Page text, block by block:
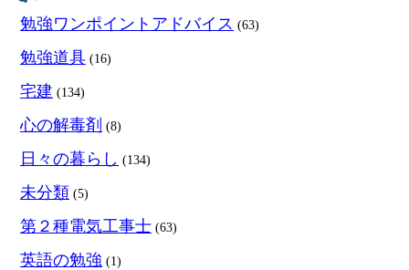
勉強ワンポイントアドバイス (63)
勉強道具 (16)
宅建 (134)
心の解毒剤 (8)
日々の暮らし (134)
未分類 (5)
第２種電気工事士 (63)
英語の勉強 (1)